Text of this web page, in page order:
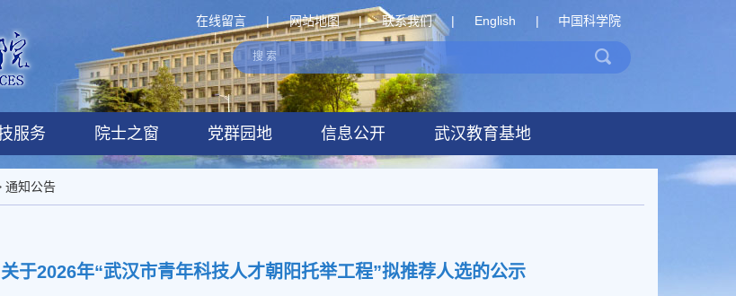
中国科学院
|
English
|
联系我们
|
网站地图
|
在线留言
服务 院士之窗 党群园地 信息公开 武汉教育基地
通知公告
关于2026年“武汉市青年科技人才朝阳托举工程”拟推荐人选的公示